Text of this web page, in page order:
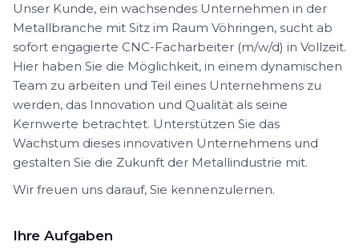
Unser Kunde, ein wachsendes Unternehmen in der
Metallbranche mit Sitz im Raum Vöhringen, sucht ab
sofort engagierte CNC-Facharbeiter (m/w/d) in Vollzeit.
Hier haben Sie die Möglichkeit, in einem dynamischen
Team zu arbeiten und Teil eines Unternehmens zu
werden, das Innovation und Qualität als seine
Kernwerte betrachtet. Unterstützen Sie das
Wachstum dieses innovativen Unternehmens und
gestalten Sie die Zukunft der Metallindustrie mit.
Wir freuen uns darauf, Sie kennenzulernen.
Ihre Aufgaben